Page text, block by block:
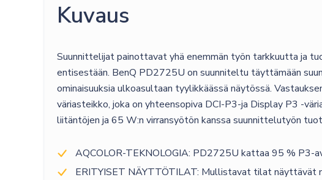
Kuvaus
Suunnittelijat painottavat yhä enemmän työn tarkkuutta ja
entisestään. BenQ PD2725U on suunniteltu täyttämään
ominaisuuksia ulkoasultaan tyylikkäässä näytössä.
väriasteikko, joka on yhteensopiva DCI-P3-ja Display P3 -
liitäntöjen ja 65 W:n virransyötön kanssa suunnittelutyön
AQCOLOR-TEKNOLOGIA: PD2725U kattaa 95 % P3-
ERITYISET NÄYTTÖTILAT: Mullistavat tilat näyttävät